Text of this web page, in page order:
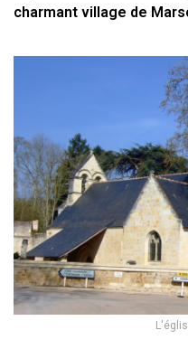
charmant village de